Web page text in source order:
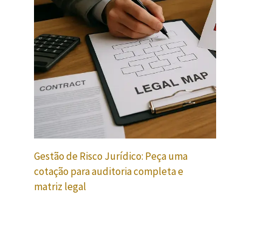
Gestão de Risco Jurídico: Peça uma
cotação para auditoria completa e
matriz legal